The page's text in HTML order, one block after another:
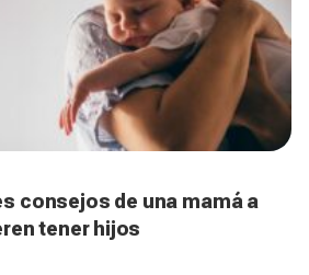
consejos de una mamá a
tener hijos